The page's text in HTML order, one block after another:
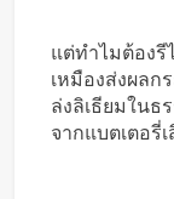
แต่ทำไมต้องรี
เหมืองส่งผลก
ล่งลิเธียมในธ
จากแบตเตอรี่